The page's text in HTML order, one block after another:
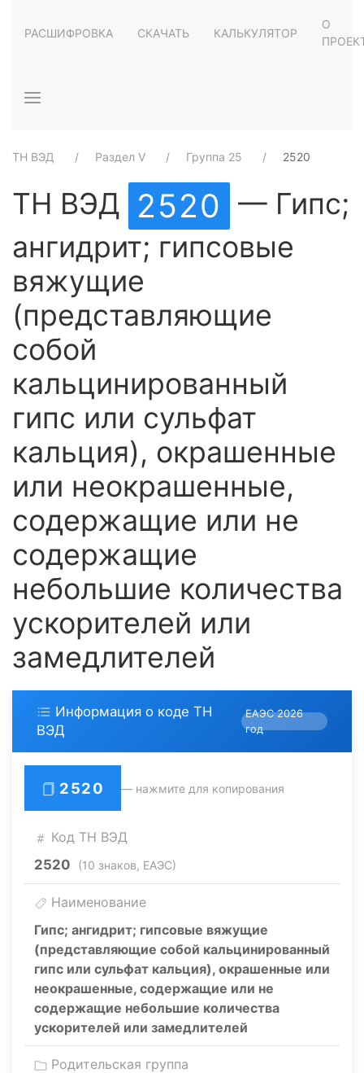
РАСШИФРОВКА СКАЧАТЬ КАЛЬКУЛЯТОР
О
ТН ВЭД Раздел V Группа 25 2520
ТН ВЭД 2520 — Гипс;
ангидрит; гипсовые
вяжущие
(представляющие
собой
кальцинированный
гипс или сульфат
кальция), окрашенные
или неокрашенные,
содержащие или не
содержащие
небольшие количества
ускорителей или
замедлителей
Информация о коде ТН
ВЭД
ЕАЭС 2026
год
2520 — нажмите для копирования
Код ТН ВЭД
2520
(10 знаков, ЕАЭС)
Наименование
Гипс; ангидрит; гипсовые вяжущие
(представляющие собой кальцинированный
гипс или сульфат кальция), окрашенные или
неокрашенные, содержащие или не
содержащие небольшие количества
ускорителей или замедлителей
Родительская группа